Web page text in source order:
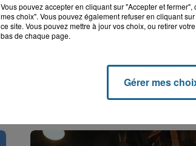
L'info locale dans le
Dunkerquois
Vous pouvez accepter en cliquant sur "Accepter et
mes choix". Vous pouvez également refuser en cliquant
ce site. Vous pouvez mettre à jour vos choix, ou retirer
bas de chaque page.
Gérer mes